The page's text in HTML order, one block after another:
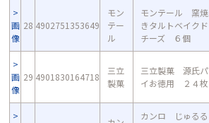
画
像
28 4902751353649
モン
テー
ル
モンテール 窯焼
きタルトベイクド
チーズ ６個
画
像
29 4901830164718
三立
製菓
三立製菓 源氏パ
イお徳用 ２４枚
カンロ じゅるる